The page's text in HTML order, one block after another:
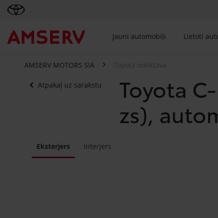
Jauni automobiļi Lietoti
AMSERV MOTORS SIA Toyota noliktava
Atpakaļ uz sarakstu
Toyota
zs),
Eksterjers Interjers